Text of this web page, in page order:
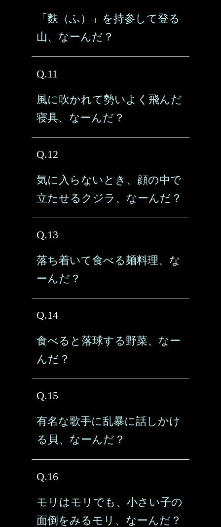
「麩（ふ）」を持参して登る
山、なーんだ？
Q.11
風に吹かれて勢いよく飛んだ
寝具、なーんだ？
Q.12
気に入らないとき、顔の中で
立たせるクジラ、なーんだ？
Q.13
落ち着いて食べる麺料理、な
ーんだ？
Q.14
食べると落球する野菜、なー
んだ？
Q.15
有名な歌手に乱暴に話しかけ
る貝、なーんだ？
Q.16
モリはモリでも、小さい子の
面倒をみるモリ、なーんだ？